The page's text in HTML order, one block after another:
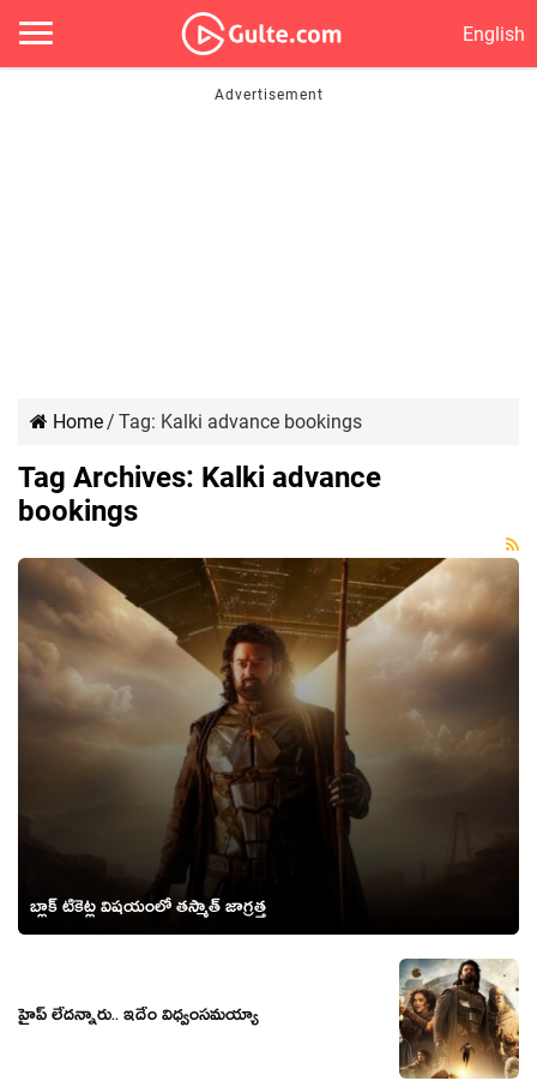
English
Home/ Tag: Kalki advance bookings
Tag Archives: Kalki advance
bookings
బ్లాక్ టికెట్ల విషయంలో తస్మాత్ జాగ్రత్త
హైప్ లేద‌న్నారు.. ఇదేం విధ్వంస‌మ‌య్యా